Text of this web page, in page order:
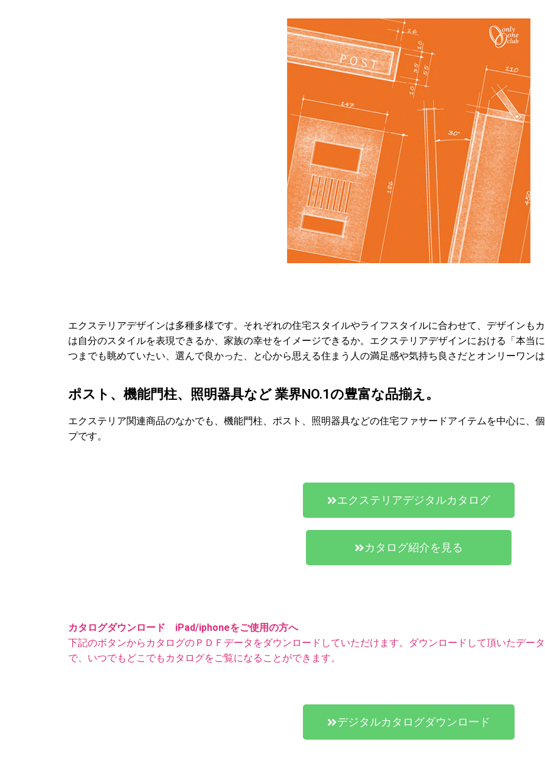
エクステリアデザインは多種多様です。それぞれの住宅スタイルやライフスタイルに合わせて、デザインも
は自分のスタイルを表現できるか、家族の幸せをイメージできるか。エクステリアデザインにおける「本当
つまでも眺めていたい、選んで良かった、と心から思える住まう人の満足感や気持ち良さだとオンリーワン
ポスト、機能門柱、照明器具など 業界NO.1の豊富な品揃え。
エクステリア関連商品のなかでも、機能門柱、ポスト、照明器具などの住宅ファサードアイテムを中心に、
プです。
エクステリアデジタルカタログ
カタログ紹介を見る
カタログダウンロード iPad/iphoneをご使用の方へ
下記のボタンからカタログのＰＤＦデータをダウンロードしていただけます。
ダウンロードして頂いたデー
で、いつでもどこでもカタログをご覧になることができます。
デジタルカタログダウンロード